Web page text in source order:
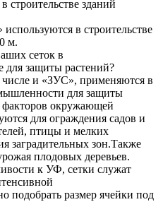
зданий
в строительстве
м.
сеток в
защиты растений?
и «ЗУС», применяются в
для защиты
факторов окружающей
для ограждения садов и
птицы и мелких
заградительных зон.Также
плодовых деревьев.
к УФ, сетки служат
подобрать размер ячейки под